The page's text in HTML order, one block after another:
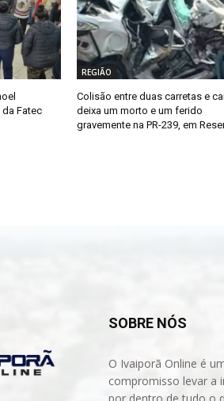
Fatec
REGIÃO
Colisão entre duas carretas e
deixa um morto e um ferido
gravemente na PR-239, em
SOBRE NÓS
O Ivaiporã Online é
compromisso levar a